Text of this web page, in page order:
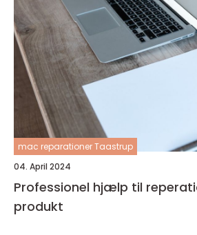
mac reparationer Taastrup
04. April 2024
Professionel hjælp til
produkt